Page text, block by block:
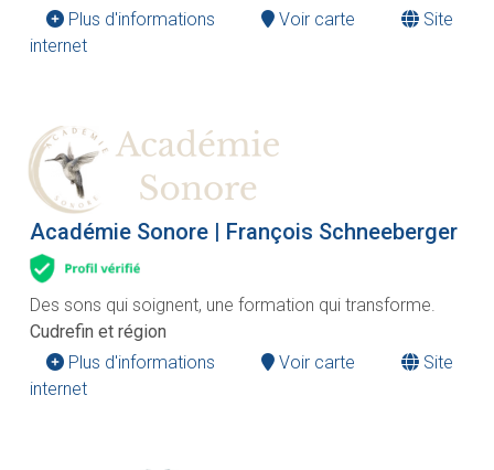
Plus d'informations
Voir carte
Site
internet
Académie Sonore | François Schneeberger
Des sons qui soignent, une formation qui transforme.
Cudrefin et région
Plus d'informations
Voir carte
Site
internet